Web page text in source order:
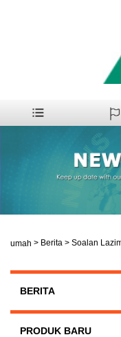
Rumah > Berita > Soalan
BERITA
PRODUK BARU